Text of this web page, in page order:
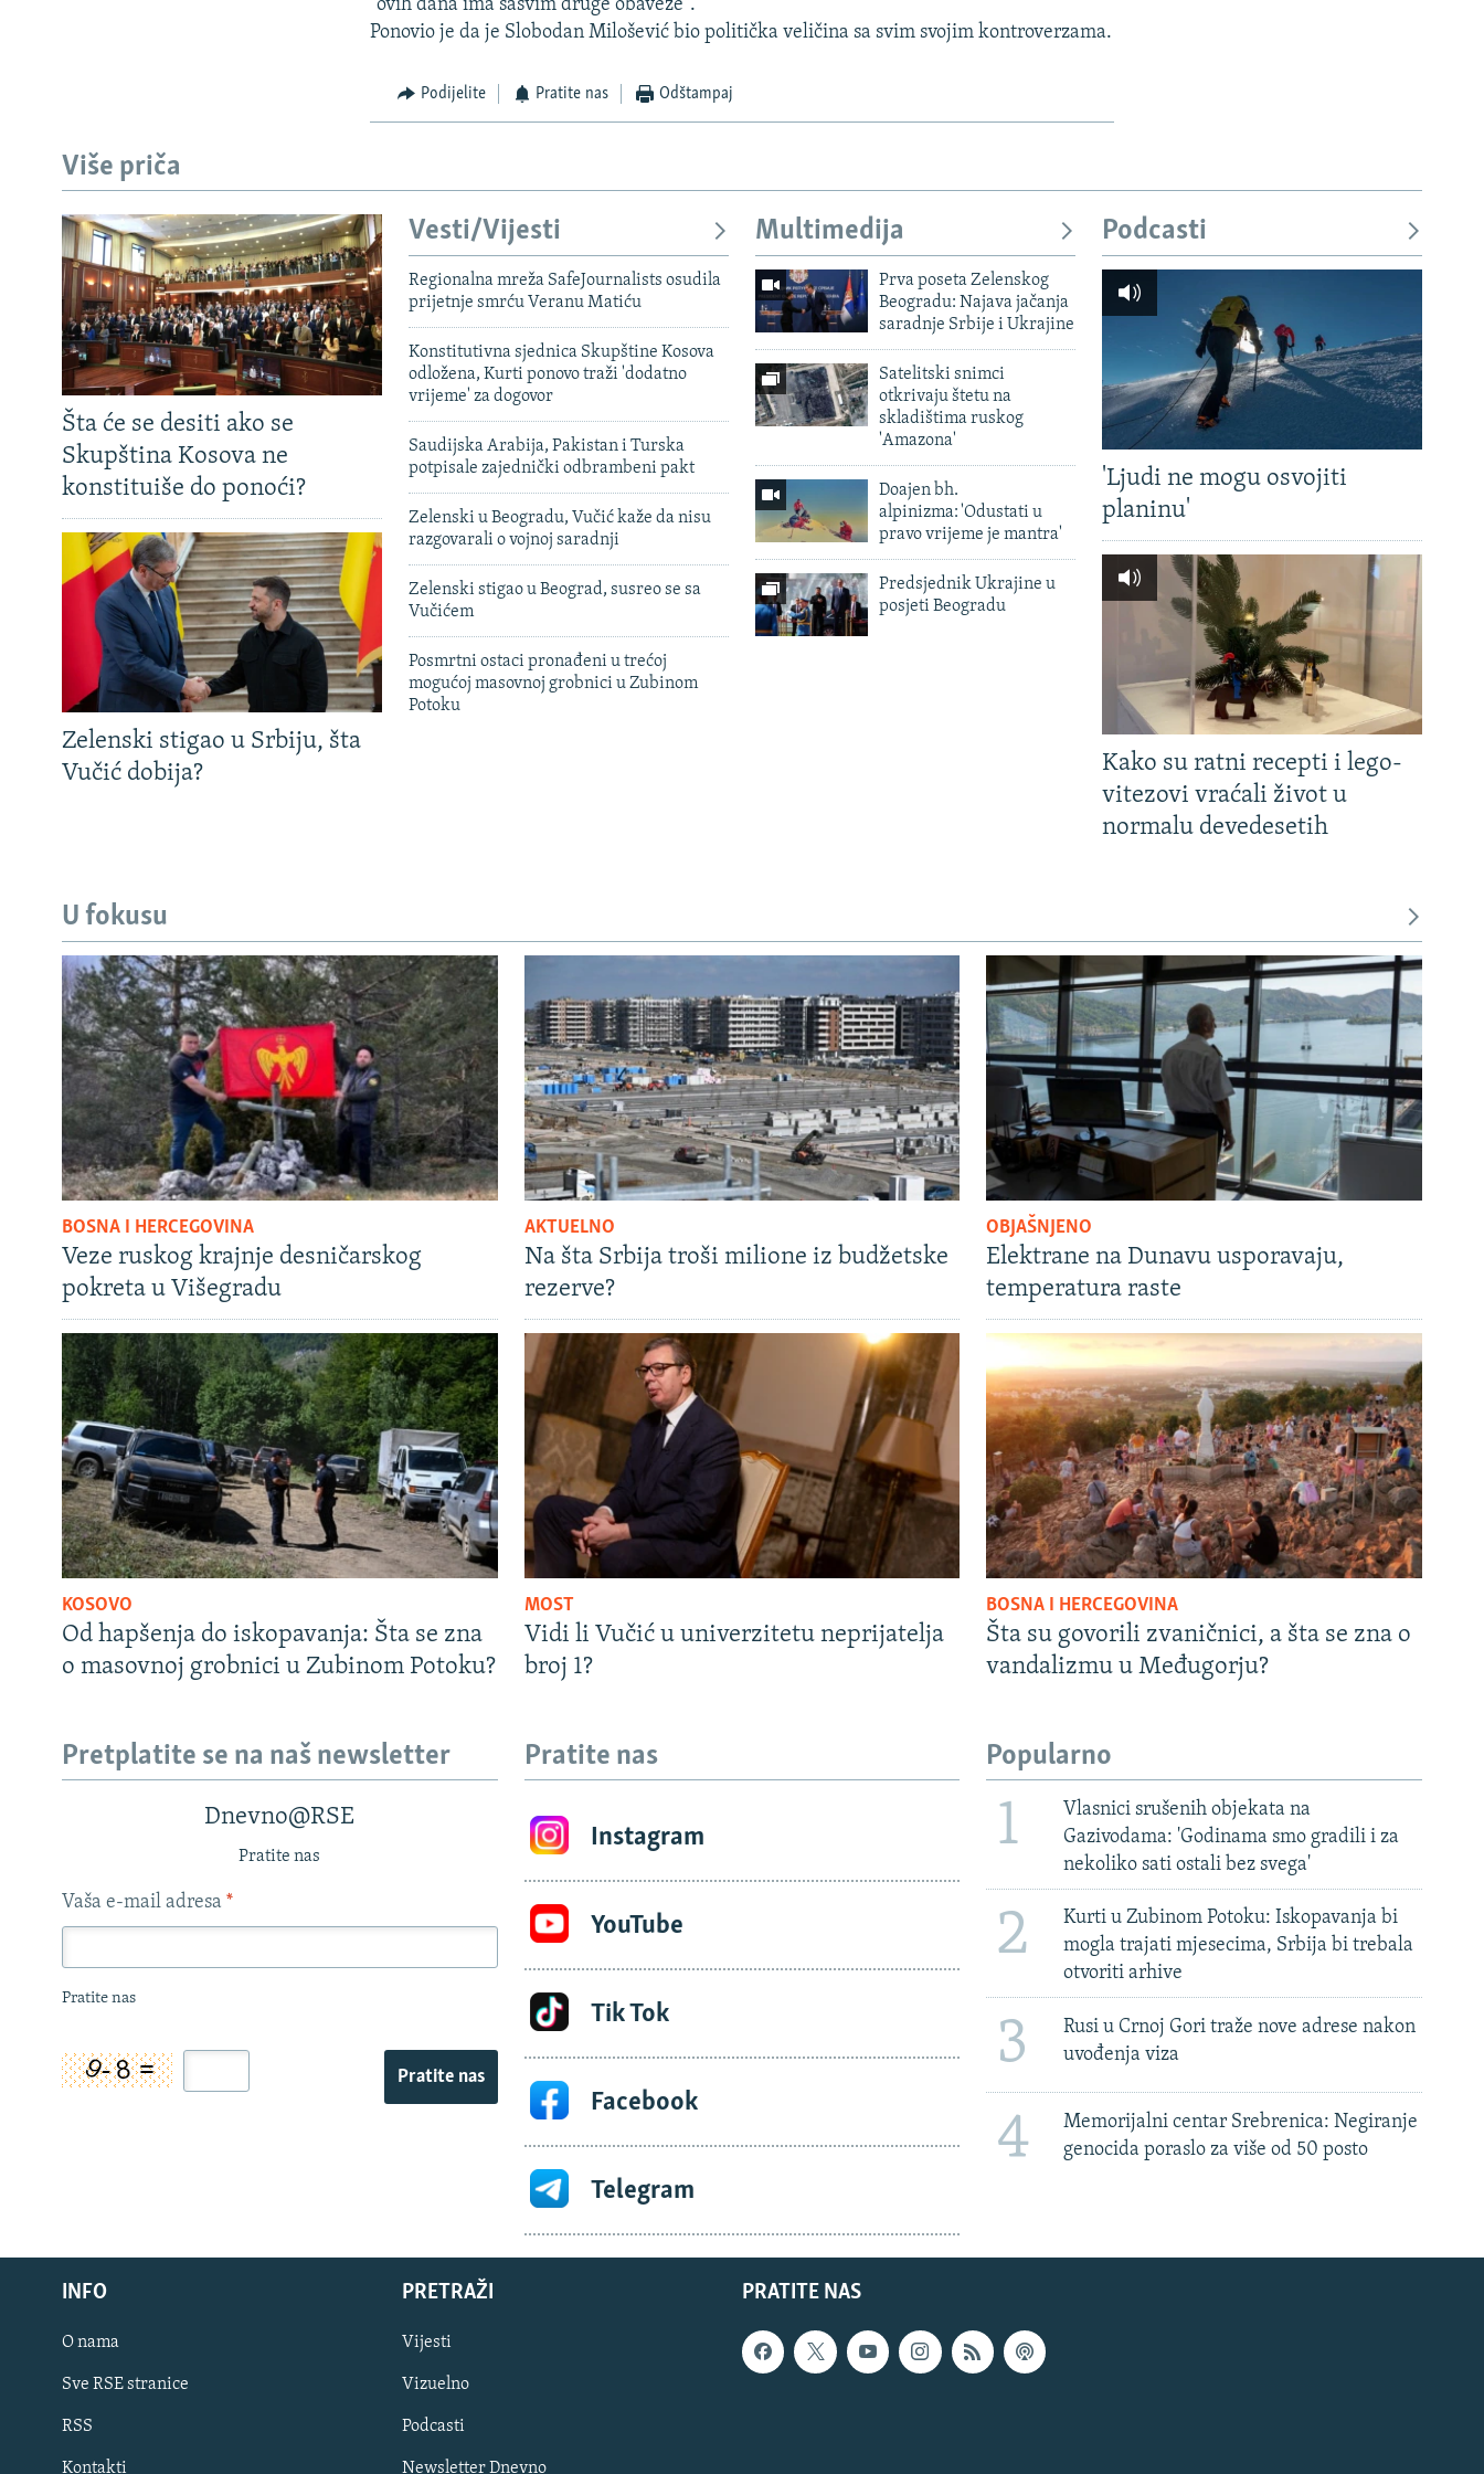
GENOCID U SREBRENICI
TV LIBERTY
POST SCRIPTUM
MOJA EVROPA
TRI DECENIJE OD RATA U BIH
SVE KARTE DEJTONA
NASTANAK I RASPAD JUGOSLAVIJE
"ovih dana ima sasvim druge obaveze".
Ponovio je da je Slobodan Milošević bio politička veličina sa svim svojim kontroverzama.
Podijelite Pratite nas Odštampaj
Više priča
Šta će se desiti ako se
Skupština Kosova ne
konstituiše do ponoći?
Zelenski stigao u Srbiju, šta
Vučić dobija?
Vesti/Vijesti
Regionalna mreža SafeJournalists osudila
prijetnje smrću Veranu Matiću
Konstitutivna sjednica Skupštine Kosova
odložena, Kurti ponovo traži 'dodatno
vrijeme' za dogovor
Saudijska Arabija, Pakistan i Turska
potpisale zajednički odbrambeni pakt
Zelenski u Beogradu, Vučić kaže da nisu
razgovarali o vojnoj saradnji
Zelenski stigao u Beograd, susreo se sa
Vučićem
Posmrtni ostaci pronađeni u trećoj
mogućoj masovnoj grobnici u Zubinom
Potoku
Multimedija
Prva poseta Zelenskog
Beogradu: Najava jačanja
saradnje Srbije i Ukrajine
Satelitski snimci
otkrivaju štetu na
skladištima ruskog
'Amazona'
Doajen bh.
alpinizma: 'Odustati u
pravo vrijeme je mantra'
Predsjednik Ukrajine u
posjeti Beogradu
Podcasti
'Ljudi ne mogu osvojiti
planinu'
Kako su ratni recepti i lego-
vitezovi vraćali život u
normalu devedesetih
U fokusu
BOSNA I HERCEGOVINA
Veze ruskog krajnje desničarskog
pokreta u Višegradu
AKTUELNO
Na šta Srbija troši milione iz budžetske
rezerve?
OBJAŠNJENO
Elektrane na Dunavu usporavaju,
temperatura raste
KOSOVO
Od hapšenja do iskopavanja: Šta se zna
o masovnoj grobnici u Zubinom Potoku?
MOST
Vidi li Vučić u univerzitetu neprijatelja
broj 1?
BOSNA I HERCEGOVINA
Šta su govorili zvaničnici, a šta se zna o
vandalizmu u Međugorju?
Pretplatite se na naš newsletter
Dnevno@RSE
Pratite nas
Vaša e-mail adresa *
Pratite nas
Pratite nas
Pratite nas
Instagram
YouTube
Tik Tok
Facebook
Telegram
Popularno
1
Vlasnici srušenih objekata na
Gazivodama: 'Godinama smo gradili i za
nekoliko sati ostali bez svega'
2
Kurti u Zubinom Potoku: Iskopavanja bi
mogla trajati mjesecima, Srbija bi trebala
otvoriti arhive
3
Rusi u Crnoj Gori traže nove adrese nakon
uvođenja viza
4
Memorijalni centar Srebrenica: Negiranje
genocida poraslo za više od 50 posto
PRATITE NAS
INFO
O nama
Sve RSE stranice
RSS
Kontakti
PRETRAŽI
Vijesti
Vizuelno
Podcasti
Newsletter Dnevno